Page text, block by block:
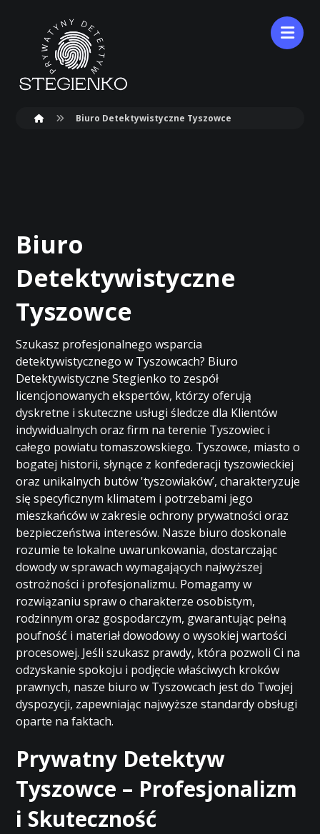
Biuro Detektywistyczne Tyszowce
Biuro
Detektywistyczne
Tyszowce
Szukasz profesjonalnego wsparcia
detektywistycznego w Tyszowcach? Biuro
Detektywistyczne Stegienko to zespół
licencjonowanych ekspertów, którzy oferują
dyskretne i skuteczne usługi śledcze dla Klientów
indywidualnych oraz firm na terenie Tyszowiec i
całego powiatu tomaszowskiego. Tyszowce, miasto o
bogatej historii, słynące z konfederacji tyszowieckiej
oraz unikalnych butów 'tyszowiaków’, charakteryzuje
się specyficznym klimatem i potrzebami jego
mieszkańców w zakresie ochrony prywatności oraz
bezpieczeństwa interesów. Nasze biuro doskonale
rozumie te lokalne uwarunkowania, dostarczając
dowody w sprawach wymagających najwyższej
ostrożności i profesjonalizmu. Pomagamy w
rozwiązaniu spraw o charakterze osobistym,
rodzinnym oraz gospodarczym, gwarantując pełną
poufność i materiał dowodowy o wysokiej wartości
procesowej. Jeśli szukasz prawdy, która pozwoli Ci na
odzyskanie spokoju i podjęcie właściwych kroków
prawnych, nasze biuro w Tyszowcach jest do Twojej
dyspozycji, zapewniając najwyższe standardy obsługi
oparte na faktach.
Prywatny Detektyw
Tyszowce – Profesjonalizm
i Skuteczność